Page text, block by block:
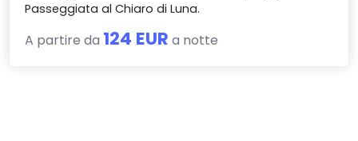
Passeggiata al Chiaro di Luna.
A partire da 124 EUR a notte